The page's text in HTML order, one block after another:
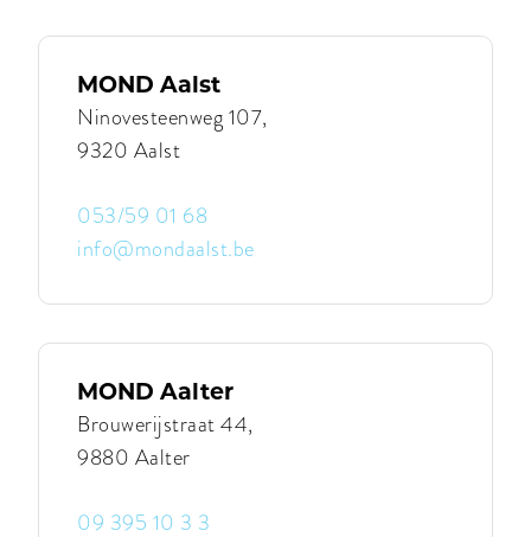
MOND Aalst
Ninovesteenweg 107,
9320 Aalst
053/59 01 68
info@mondaalst.be
MOND
|
Aalst
MOND Aalter
Brouwerijstraat 44,
9880 Aalter
09 395 10 3 3